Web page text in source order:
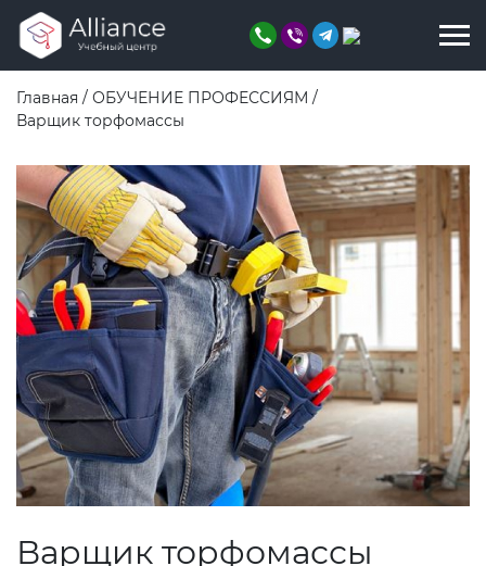
Главная / ОБУЧЕНИЕ ПРОФЕССИЯМ /
Варщик торфомассы
Варщик торфомассы